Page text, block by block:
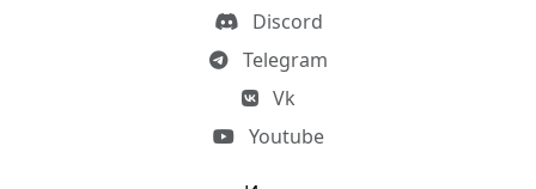
Discord
Telegram
Vk
Youtube